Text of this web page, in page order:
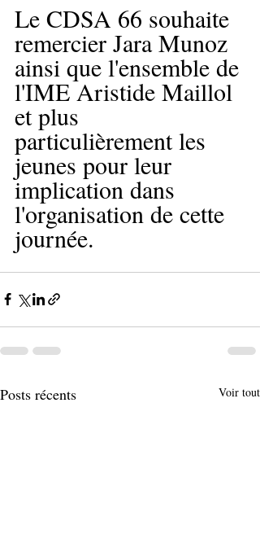
Le CDSA 66 souhaite
remercier Jara Munoz
ainsi que l'ensemble de
l'IME Aristide Maillol
et plus
particulièrement les
jeunes pour leur
implication dans
l'organisation de cette
journée.
Posts récents Voir tout